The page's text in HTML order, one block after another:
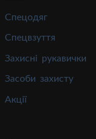
Спецодяг
Спецвзуття
Захисні рукавички
Засоби захисту
Акції